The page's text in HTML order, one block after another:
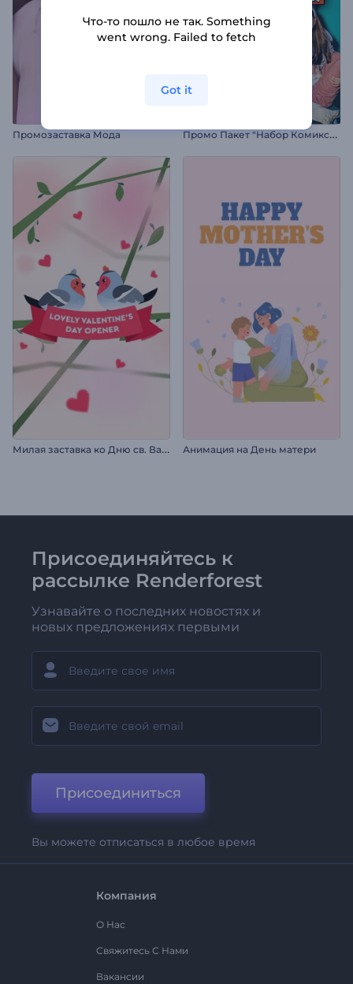
Промозаставка Мода П
ромо Пакет "Набор Комиксов"
М
илая заставка ко Дню св. Валентина Анимация на День матери
Присоединяйтесь к
рассылке Renderforest
Узнавайте о последних новостях и
новых предложениях первыми
Присоединиться
Вы можете отписаться в любое время
Компания
О Нас
Свяжитесь С Нами
Вакансии
Что-то пошло не так. Something
went wrong. Failed to fetch
Got it